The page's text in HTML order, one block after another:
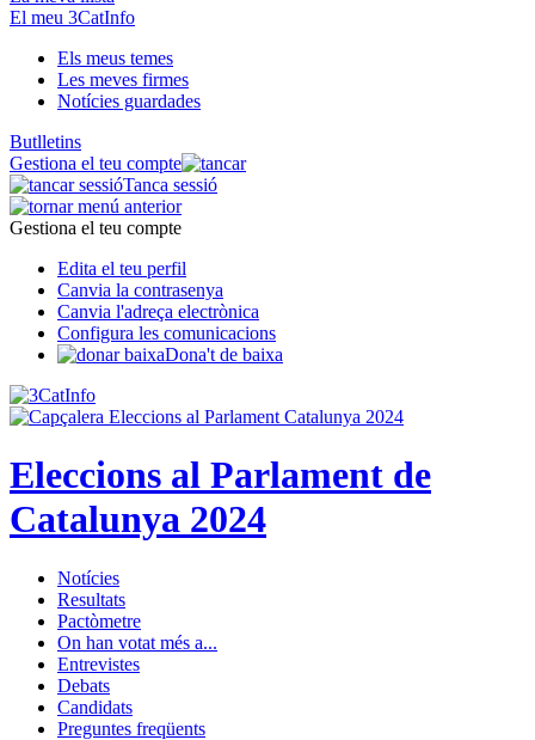
El meu 3CatInfo
Els meus temes
Les meves firmes
Notícies guardades
Butlletins
Gestiona el teu compte
Tanca sessió
Gestiona el teu compte
Edita el teu perfil
Canvia la contrasenya
Canvia l'adreça electrònica
Configura les comunicacions
Dona't de baixa
Eleccions al Parlament de
Catalunya 2024
Notícies
Resultats
Pactòmetre
On han votat més a...
Entrevistes
Debats
Candidats
Preguntes freqüents